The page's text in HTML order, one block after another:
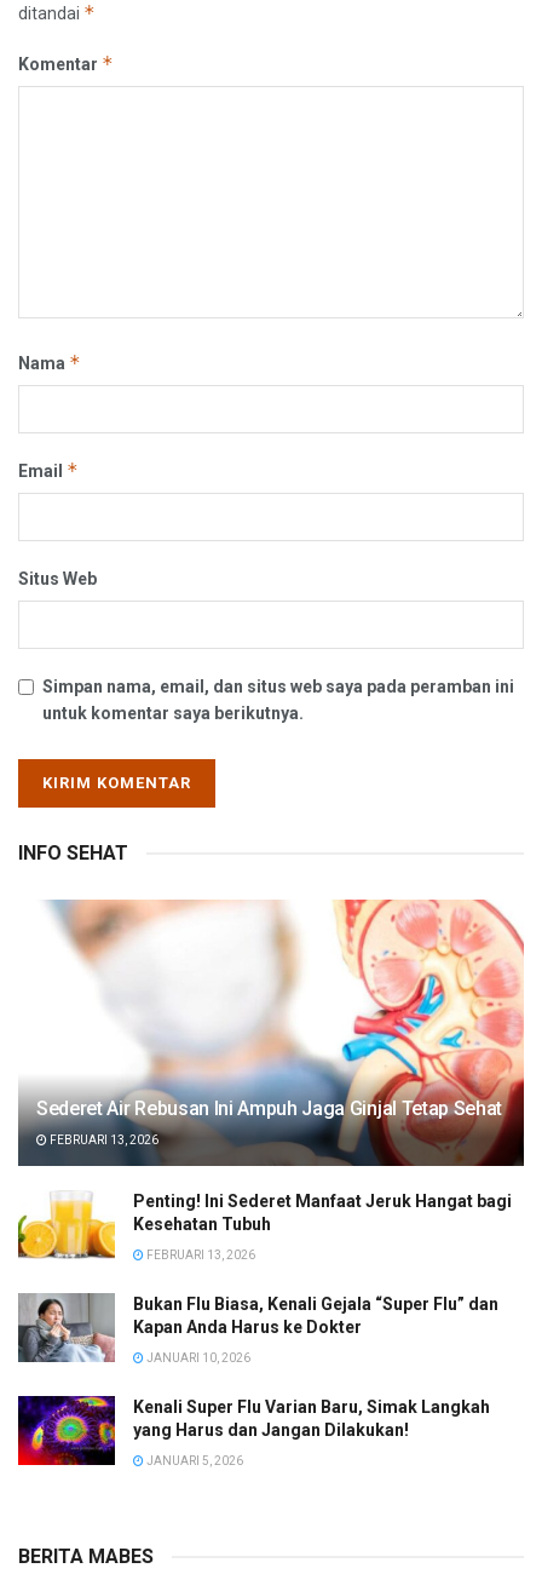
ditandai *
Komentar *
Nama *
Email *
Situs Web
Simpan nama, email, dan situs web saya pada peramban ini
untuk komentar saya berikutnya.
INFO SEHAT
Sederet Air Rebusan Ini Ampuh Jaga Ginjal Tetap Sehat
FEBRUARI 13, 2026
Penting! Ini Sederet Manfaat Jeruk Hangat bagi
Kesehatan Tubuh
FEBRUARI 13, 2026
Bukan Flu Biasa, Kenali Gejala “Super Flu” dan
Kapan Anda Harus ke Dokter
JANUARI 10, 2026
Kenali Super Flu Varian Baru, Simak Langkah
yang Harus dan Jangan Dilakukan!
JANUARI 5, 2026
BERITA MABES